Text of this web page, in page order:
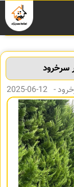
سرخرود
12-06-2025